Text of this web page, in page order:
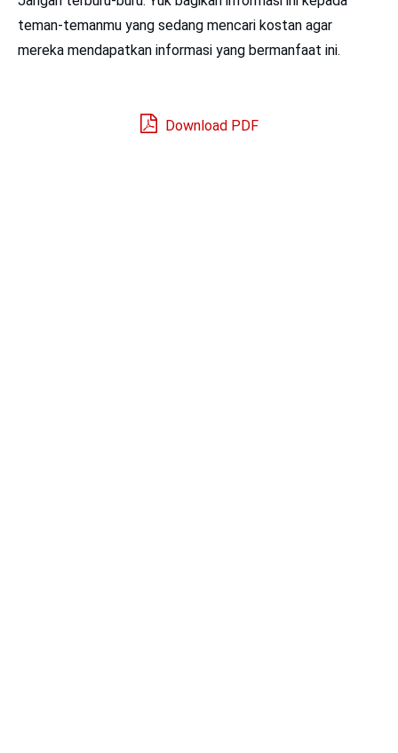
teman-temanmu yang sedang mencari kostan agar
mereka mendapatkan informasi yang bermanfaat ini.
Download PDF